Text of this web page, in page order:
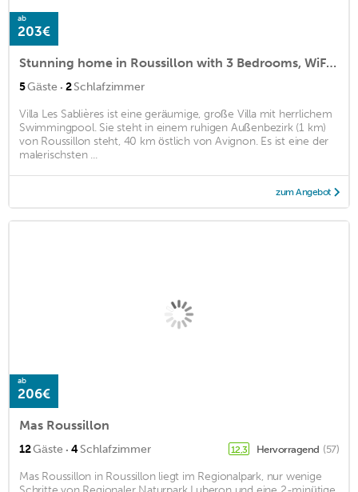
ab
203€
Stunning home in Roussillon with 3 Bedrooms, WiFi and Outdoor swimming pool
5Gäste · 2Schlafzimmer
Villa Les Sablières ist eine geräumige, große Villa mit herrlichem
Swimmingpool. Sie steht in einem ruhigen Außenbezirk (1 km)
von Roussillon steht, 40 km östlich von Avignon. Es ist eine der
malerischsten ...
zum Angebot
ab
206€
Mas Roussillon
12Gäste · 4Schlafzimmer 12,3 Hervorragend (57)
Mas Roussillon in Roussillon liegt im Regionalpark, nur wenige